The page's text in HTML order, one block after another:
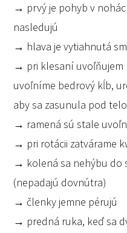
→ prvý je pohyb v
nasledujú
→ hlava je vytiahnutá
→ pri klesaní uvoľňujem
uvoľníme bedrový kĺb,
aby sa zasunula pod telo
→ ramená sú stale
→ pri rotácii zatvárame
→ kolená sa nehýbu do
(nepadajú dovnútra)
→ členky jemne pérujú
→ predná ruka, keď sa